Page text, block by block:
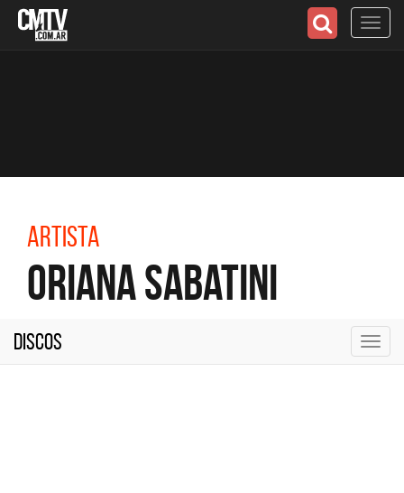
Artista
Oriana Sabatini
Discos